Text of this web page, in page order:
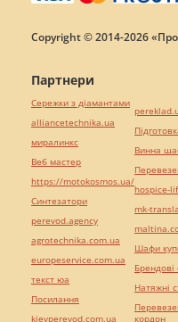
Copyright © 2014-2026
Партнери
Сережки з діамантами
alliancetechnika.ua
миралинкс
Веб мастер
https://motokosmos.ua/
Синтезатори
perevod.agency
agrotechnika.com.ua
europeservice.com.ua
текст юа
Посилання
kievperevod.com.ua
Винна
hospice-
mk-
Шафи
Брендові
Натяжні
кордон